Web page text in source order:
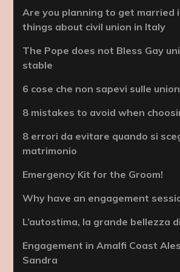
Are you planning to get married
things about civil union in Italy
The Pope does not Bless Gay
stable
6 cose che non sapevi sulle
8 mistakes to avoid when
8 errori da evitare quando si
matrimonio
Emergency Kit for the Groom!
Why have an engagement
L’autostima, la grande bellezza
Engagement in Amalfi Coast
Sandra